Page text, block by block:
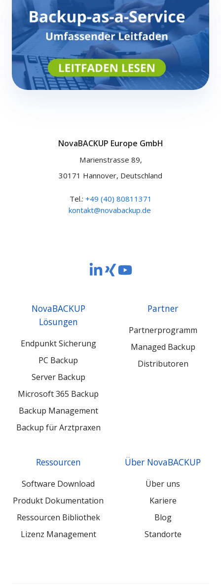
NovaBACKUP Europe GmbH
Marienstrasse 89,
30171 Hannover, Deutschland
Tel.: +49 (40) 80811371
kontakt@novabackup.de
NovaBACKUP
NovaBACKUP
NovaBACKUP
YouTube
NovaBACKUP
Lösungen
Endpunkt Sicherung
PC Backup
Server Backup
Microsoft 365 Backup
Backup Management
Backup für Arztpraxen
Partner
Partnerprogramm
Managed Backup
Distributoren
Ressourcen
Software Download
Produkt Dokumentation
Ressourcen Bibliothek
Lizenz Management
Über NovaBACKUP
Über uns
Kariere
Blog
Standorte